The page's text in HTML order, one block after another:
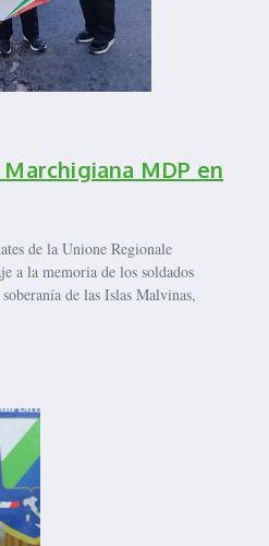
MDP en
de la Unione Regionale
a la memoria de los soldados
de las Islas Malvinas,